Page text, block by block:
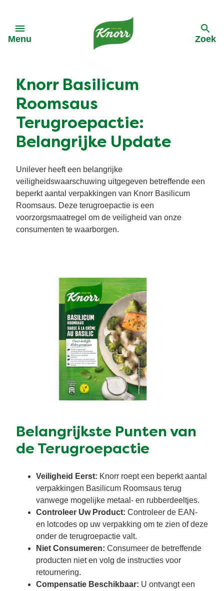
Menu
Pasta
Groentewraps
Soep
Wereldkeukens
Cup a Soup
Groentepasta's
Groentewraps
Sauzen en Jus
Kant-en-klaar
Asperges
Vegetarisch
Onze-purpose
Reclames Knorr
Duurzame inkoop
Cup A Soup
Zoek
Knorr Basilicum
Roomsaus
Terugroepactie:
Belangrijke Update
Unilever heeft een belangrijke
veiligheidswaarschuwing uitgegeven betreffende een
beperkt aantal verpakkingen van Knorr Basilicum
Roomsaus. Deze terugroepactie is een
voorzorgsmaatregel om de veiligheid van onze
consumenten te waarborgen.
Belangrijkste Punten van
de Terugroepactie
Veiligheid Eerst: Knorr roept een beperkt aantal
verpakkingen Basilicum Roomsaus terug
vanwege mogelijke metaal- en rubberdeeltjes.
Controleer Uw Product: Controleer de EAN-
en lotcodes op uw verpakking om te zien of deze
onder de terugroepactie valt.
Niet Consumeren: Consumeer de betreffende
producten niet en volg de instructies voor
retournering.
Compensatie Beschikbaar: U ontvangt een